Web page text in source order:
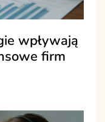
wpływają
firm